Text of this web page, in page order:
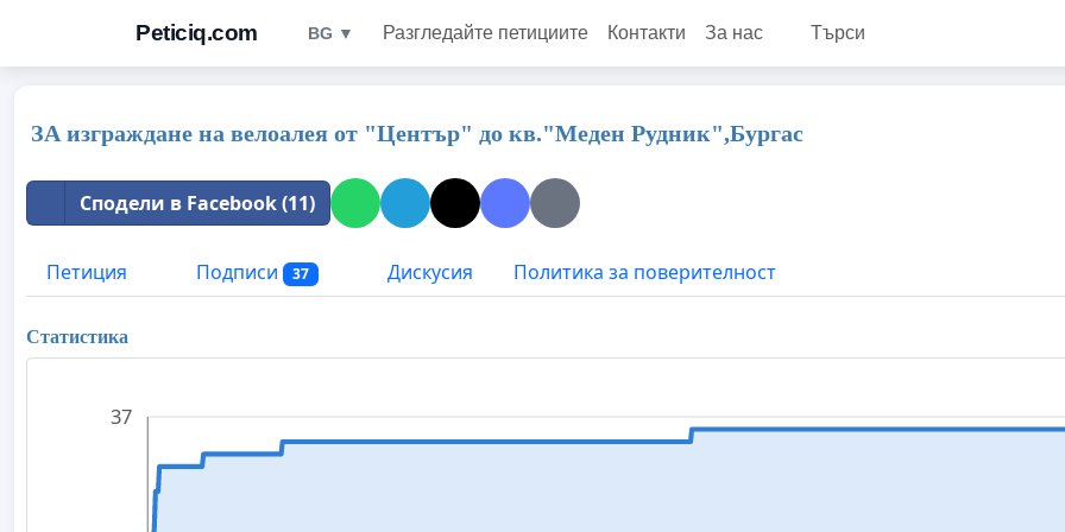
Peticiq.com BG ▼ Разгледайте петициите Контакти За нас Търси
ЗА изграждане на велоалея от "Център" до кв."Меден Рудник",Бургас
Сподели в Facebook (11)
Петиция Подписи 37 Дискусия Политика за поверителност
Статистика
37